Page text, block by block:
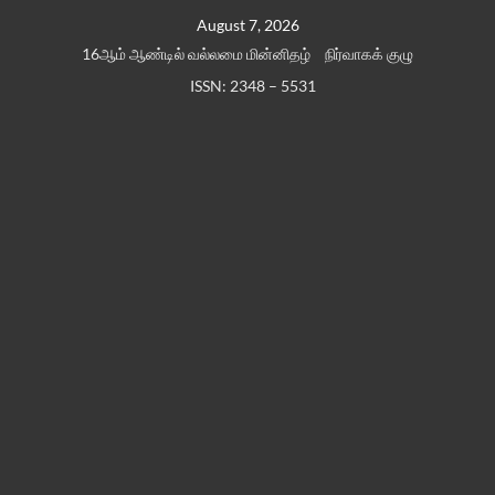
August 7, 2026
16ஆம் ஆண்டில் வல்லமை மின்னிதழ்
நிர்வாகக் குழு
ISSN: 2348 – 5531